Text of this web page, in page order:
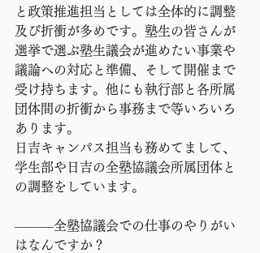
と政策推進担当としては全体的に調整
及び折衝が多めです。塾生の皆さんが
選挙で選ぶ塾生議会が進めたい事業や
議論への対応と準備、そして開催まで
受け持ちます。他にも執行部と各所属
団体間の折衝から事務まで等いろいろ
あります。
日吉キャンパス担当も務めてまして、
学生部や日吉の全塾協議会所属団体と
の調整をしています。
―――全塾協議会での仕事のやりがい
はなんですか？